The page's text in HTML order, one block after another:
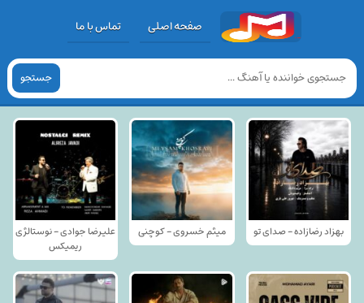
صفحه اصلی تماس با ما
جستجو
بهزاد رضازاده - صدای تو میثم خسروی - کوچنی
علیرضا جوادی - نوستالژی
ریمیکس